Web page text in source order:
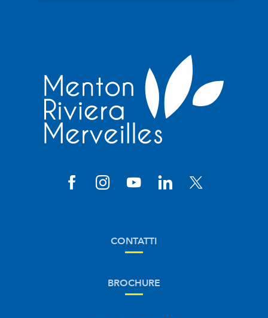
CONTATTI
BROCHURE